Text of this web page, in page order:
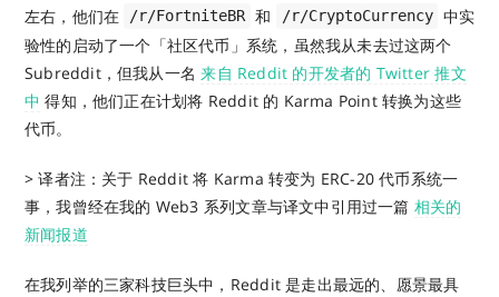
左右，他们在
/r/FortniteBR 和 /r/CryptoCurrency 中实
验性的启动了一个「社区代币」系统，虽然我从未去过这两个
Subreddit，但我从一名来自 Reddit 的开发者的 Twitter 推文
中 得知，他们正在计划将 Reddit 的 Karma Point 转换为这些
代币。
> 译者注：关于 Reddit 将 Karma 转变为 ERC-20 代币系统一
事，我曾经在我的 Web3 系列文章与译文中引用过一篇 相关的
新闻报道
在我列举的三家科技巨头中，Reddit 是走出最远的、愿景最具